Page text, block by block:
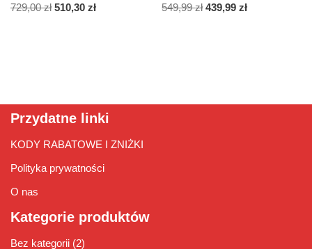
729,00zł 510,30 zł 549,99zł 439,99zł
Przydatne linki
KODY RABATOWE I ZNIŻKI
Polityka prywatności
O nas
Kategorie produktów
Bez kategorii (2)